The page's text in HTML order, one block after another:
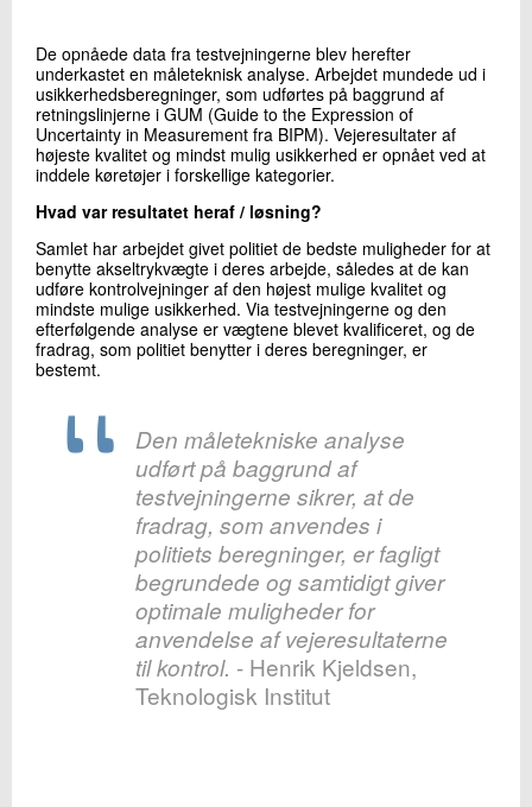
De opnåede data fra testvejningerne blev herefter
underkastet en måleteknisk analyse. Arbejdet mundede ud i
usikkerhedsberegninger, som udførtes på baggrund af
retningslinjerne i GUM (Guide to the Expression of
Uncertainty in Measurement fra BIPM). Vejeresultater af
højeste kvalitet og mindst mulig usikkerhed er opnået ved at
inddele køretøjer i forskellige kategorier.
Hvad var resultatet heraf / løsning?
Samlet har arbejdet givet politiet de bedste muligheder for at
benytte akseltrykvægte i deres arbejde, således at de kan
udføre kontrolvejninger af den højest mulige kvalitet og
mindste mulige usikkerhed. Via testvejningerne og den
efterfølgende analyse er vægtene blevet kvalificeret, og de
fradrag, som politiet benytter i deres beregninger, er
bestemt.
Den måletekniske analyse
udført på baggrund af
testvejningerne sikrer, at de
fradrag, som anvendes i
politiets beregninger, er fagligt
begrundede og samtidigt giver
optimale muligheder for
anvendelse af vejeresultaterne
til kontrol. - Henrik Kjeldsen,
Teknologisk Institut